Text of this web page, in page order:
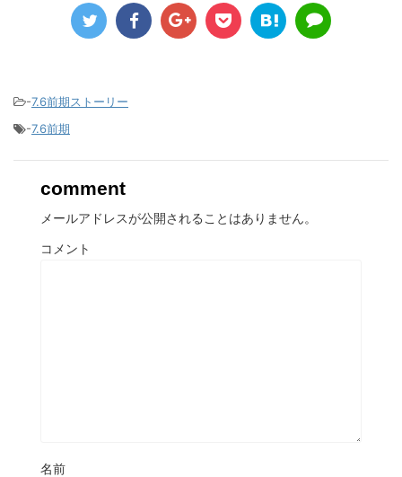
-7.6前期ストーリー
-7.6前期
comment
メールアドレスが公開されることはありません。
コメント
名前